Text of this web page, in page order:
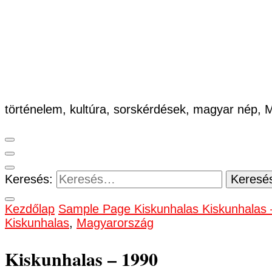
történelem, kultúra, sorskérdések, magyar nép,
Keresés:
Kezdőlap Sample Page Kiskunhalas Kiskunhalas
Kiskunhalas, Magyarország
Kiskunhalas – 1990